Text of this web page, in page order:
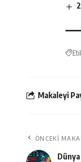
Makaleyi
ÖNCEKI